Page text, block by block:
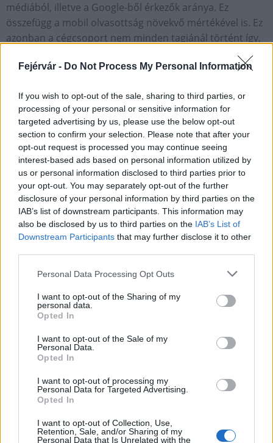
Fejérvár - Do Not Process My Personal Information
If you wish to opt-out of the sale, sharing to third parties, or
processing of your personal or sensitive information for
targeted advertising by us, please use the below opt-out
section to confirm your selection. Please note that after your
opt-out request is processed you may continue seeing
interest-based ads based on personal information utilized by
us or personal information disclosed to third parties prior to
your opt-out. You may separately opt-out of the further
disclosure of your personal information by third parties on the
IAB’s list of downstream participants. This information may
also be disclosed by us to third parties on the IAB’s List of
Downstream Participants that may further disclose it to other
Please note that this website/app uses one or more Google
not limited to your visit or usage behaviour. You may click to
grant or deny consent to Google and its third-party tags to
use your data for below specified purposes in below Google
consent section.
Personal Data Processing Opt Outs
I want to opt-out of the Sharing of my
personal data.
Opted In
I want to opt-out of the Sale of my
Personal Data.
Opted In
I want to opt-out of processing my
Personal Data for Targeted Advertising.
Opted In
I want to opt-out of Collection, Use,
Retention, Sale, and/or Sharing of my
Personal Data that Is Unrelated with the
médiából, illetve a Google-ből érkezők aránya. Ez
összefügg a mobil olvasottság növekvő mértékével is. Ez
azonban a cégcsoport nem minden tagjánál történt így,
Ugyanakkor, ha van lehetőség arra, hogy az ország első
számú hírportáljával együttműködjünk és onnan
látogatók érkezzenek, akkor ezzel a lehetőséggel élni kell.
- Az Index.hu nagy küzdelemben van két fő
vetélytársával a 24.hu-val és az Origóval. Hogyan
látják ezt a versenyt?
Ziegler Gábor: Amennyiben az augusztusi adatokat
nézzük, úgy azt látjuk, hogy a napi átlag teljes felhasználó
szám az Index.hu-nál 695 ezer volt, a 24.hu-nál 630 ezer,
míg az Origónál 626 ezer fő. Azaz van egy jó kiindulási
alapunk, miközben a 24.hu jön fel, az Origo pedig
kedvezőtlen pályát fut. Bízunk benne, hogy az első helyet
sikerül az Indexnek megtartani, remek szakemberek
Oltyán József:Ma Magyarországon online szinten a
legszélesebb portfólió a CEMP-X Online Zrt. birtokában
van, erre lehet építeni.
- A cégcsoport vezetésében lesz változás az eddigi
Ziegler Gábor:A kiadványvezetők eddig is nekem
rendszeres tulajdonosi jelenlét a kiadóvállalatoknál. Ez